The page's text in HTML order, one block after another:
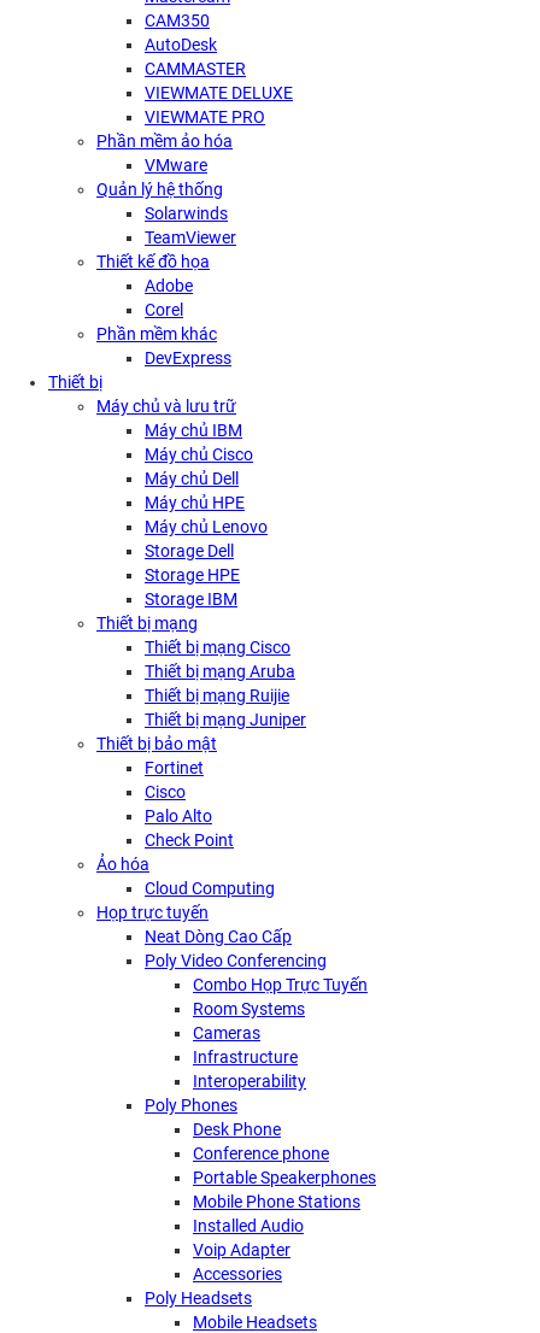
CAM350
AutoDesk
CAMMASTER
VIEWMATE DELUXE
VIEWMATE PRO
Phần mềm ảo hóa
VMware
Quản lý hệ thống
Solarwinds
TeamViewer
Thiết kế đồ họa
Adobe
Corel
Phần mềm khác
DevExpress
Thiết bị
Máy chủ và lưu trữ
Máy chủ IBM
Máy chủ Cisco
Máy chủ Dell
Máy chủ HPE
Máy chủ Lenovo
Storage Dell
Storage HPE
Storage IBM
Thiết bị mạng
Thiết bị mạng Cisco
Thiết bị mạng Aruba
Thiết bị mạng Ruijie
Thiết bị mạng Juniper
Thiết bị bảo mật
Fortinet
Cisco
Palo Alto
Check Point
Ảo hóa
Cloud Computing
Họp trực tuyến
Neat Dòng Cao Cấp
Poly Video Conferencing
Combo Họp Trực Tuyến
Room Systems
Cameras
Infrastructure
Interoperability
Poly Phones
Desk Phone
Conference phone
Portable Speakerphones
Mobile Phone Stations
Installed Audio
Voip Adapter
Accessories
Poly Headsets
Mobile Headsets